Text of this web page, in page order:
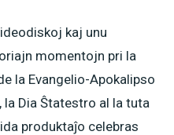
kaj unu
momentojn pri la
la Evangelio-Apokalipso
la Dia Ŝtatestro al la tuta
produktaĵo celebras